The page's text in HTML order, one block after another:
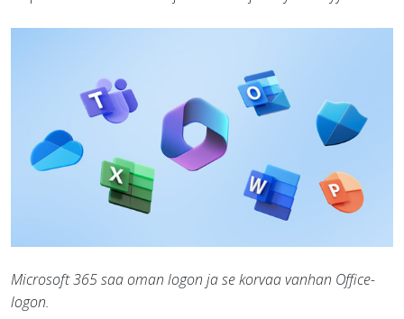
Microsoft 365 saa oman logon ja se korvaa vanhan Office-
logon.